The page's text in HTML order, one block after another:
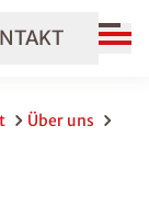
Über uns